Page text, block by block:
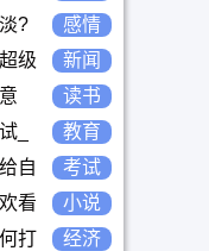
?
情
感情
级
新闻
读书
_
学
教育
自
之
考试
看
力
小说
打
经济